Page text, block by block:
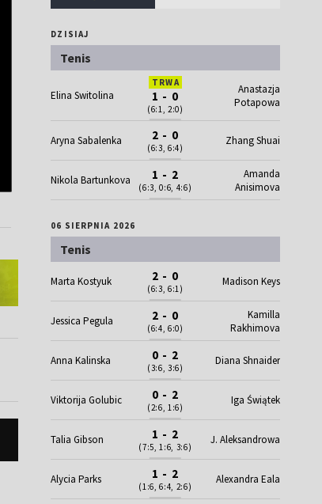
DZISIAJ
Tenis
Elina Switolina
TRWA
1 - 0
(6:1, 2:0)
Anastazja
Potapowa
Aryna Sabalenka 2 - 0
(6:3, 6:4)
Zhang Shuai
Nikola Bartunkova 1 - 2
(6:3, 0:6, 4:6)
Amanda
Anisimova
06 SIERPNIA 2026
Tenis
Marta Kostyuk 2 - 0
(6:3, 6:1)
Madison Keys
Jessica Pegula 2 - 0
(6:4, 6:0)
Kamilla
Rakhimova
Anna Kalinska 0 - 2
(3:6, 3:6)
Diana Shnaider
Viktorija Golubic 0 - 2
(2:6, 1:6)
Iga Świątek
Talia Gibson 1 - 2
(7:5, 1:6, 3:6)
J. Aleksandrowa
Alycia Parks 1 - 2
(1:6, 6:4, 2:6)
Alexandra Eala